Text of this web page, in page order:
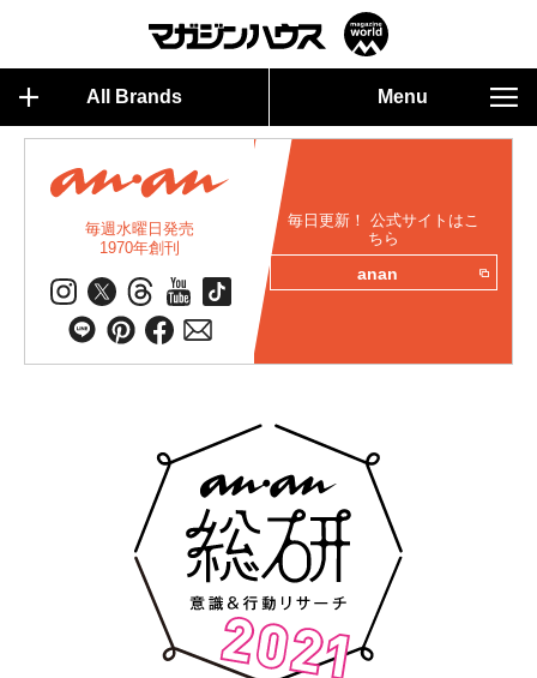
All Brands Menu
毎週水曜日発売
1970年創刊
毎日更新！ 公式サイトはこ
ちら
anan